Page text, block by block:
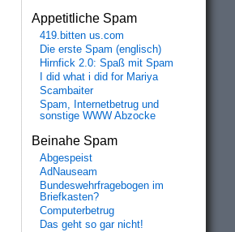
Appetitliche Spam
419.bitten us.com
Die erste Spam (englisch)
Hirnfick 2.0: Spaß mit Spam
I did what i did for Mariya
Scambaiter
Spam, Internetbetrug und
sonstige WWW Abzocke
Beinahe Spam
Abgespeist
AdNauseam
Bundeswehrfragebogen im
Briefkasten?
Computerbetrug
Das geht so gar nicht!